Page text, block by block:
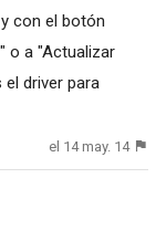
con el botón
o a "Actualizar
driver para
el 14 may. 14